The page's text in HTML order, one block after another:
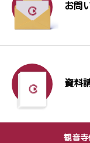
お問
資料
観音